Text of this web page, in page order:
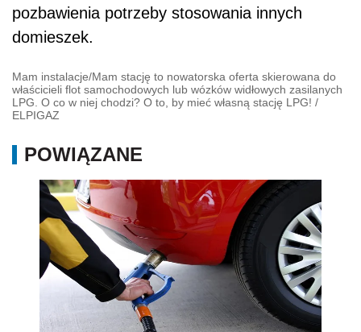
pozbawienia potrzeby stosowania innych
domieszek.
Mam instalacje/Mam stację to nowatorska oferta skierowana do
właścicieli flot samochodowych lub wózków widłowych zasilanych
LPG. O co w niej chodzi? O to, by mieć własną stację LPG! /
ELPIGAZ
POWIĄZANE